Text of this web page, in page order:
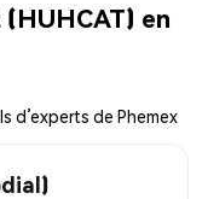
en
d’experts de Phemex